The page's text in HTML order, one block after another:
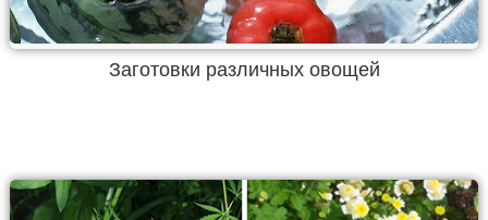
Заготовки различных овощей